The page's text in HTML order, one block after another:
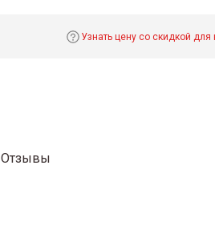
Узнать цену со скидкой
Отзывы